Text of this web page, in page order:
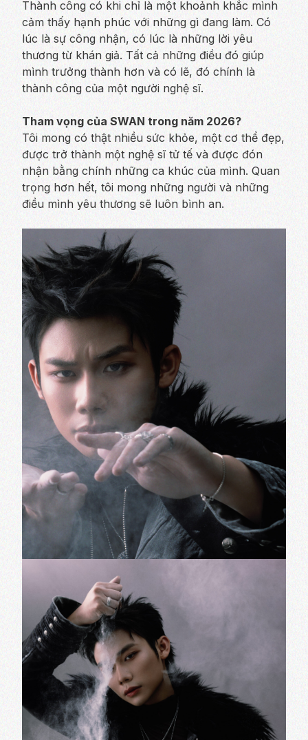
Thành công có khi chỉ là một khoảnh khắc mình
cảm thấy hạnh phúc với những gì đang làm. Có
lúc là sự công nhận, có lúc là những lời yêu
thương từ khán giả. Tất cả những điều đó giúp
mình trưởng thành hơn và có lẽ, đó chính là
thành công của một người nghệ sĩ.
Tham vọng của SWAN trong năm 2026?
Tôi mong có thật nhiều sức khỏe, một cơ thể đẹp,
được trở thành một nghệ sĩ tử tế và được đón
nhận bằng chính những ca khúc của mình. Quan
trọng hơn hết, tôi mong những người và những
điều mình yêu thương sẽ luôn bình an.